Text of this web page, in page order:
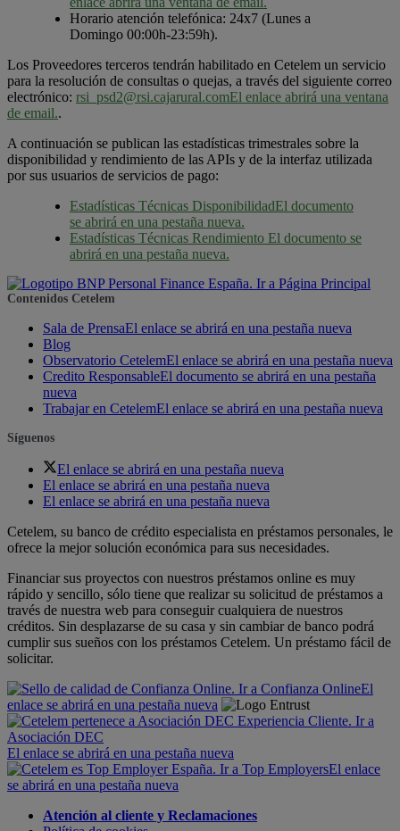
Horario atención telefónica: 24x7 (Lunes a
Domingo 00:00h-23:59h).
Los Proveedores terceros tendrán habilitado en Cetelem un servicio
para la resolución de consultas o quejas, a través del siguiente correo
electrónico: rsi_psd2@rsi.cajarural.comEl enlace abrirá una ventana
de email..
A continuación se publican las estadísticas trimestrales sobre la
disponibilidad y rendimiento de las APIs y de la interfaz utilizada
por sus usuarios de servicios de pago:
Estadísticas Técnicas DisponibilidadEl documento
se abrirá en una pestaña nueva.
Estadísticas Técnicas Rendimiento El documento se
abrirá en una pestaña nueva.
Contenidos Cetelem
Sala de PrensaEl enlace se abrirá en una pestaña nueva
Blog
Observatorio CetelemEl enlace se abrirá en una pestaña nueva
Credito ResponsableEl documento se abrirá en una pestaña
nueva
Trabajar en CetelemEl enlace se abrirá en una pestaña nueva
Síguenos
El enlace se abrirá en una pestaña nueva
El enlace se abrirá en una pestaña nueva
El enlace se abrirá en una pestaña nueva
Cetelem, su banco de crédito especialista en préstamos personales, le
ofrece la mejor solución económica para sus necesidades.
Financiar sus proyectos con nuestros préstamos online es muy
rápido y sencillo, sólo tiene que realizar su solicitud de préstamos a
través de nuestra web para conseguir cualquiera de nuestros
créditos. Sin desplazarse de su casa y sin cambiar de banco podrá
cumplir sus sueños con los préstamos Cetelem. Un préstamo fácil de
solicitar.
El
enlace se abrirá en una pestaña nueva
El enlace se abrirá en una pestaña nueva
El enlace
se abrirá en una pestaña nueva
Atención al cliente y Reclamaciones